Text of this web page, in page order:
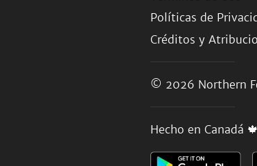
Políticas de
Créditos y
© 2026 Northern
Hecho en Canadá 🍁